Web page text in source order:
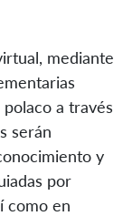
mediante
a través
serán
y
por
como en